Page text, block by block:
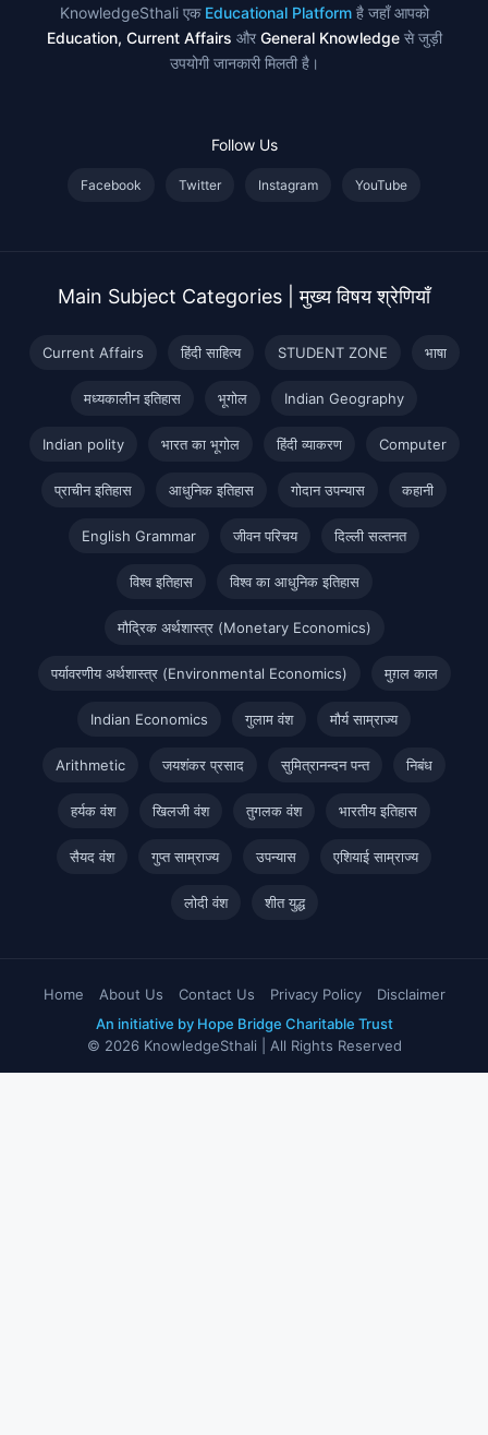
KnowledgeSthali एक Educational Platformहै जहाँ आपको
Education, Current Affairs और General Knowledgeसे जुड़ी
उपयोगी जानकारी मिलती है।
Follow Us
Facebook Twitter Instagram YouTube
Main Subject Categories | मुख्य विषय श्रेणियाँ
Current Affairs हिंदी साहित्य STUDENT ZONE भाषा
मध्यकालीन इतिहास भूगोल Indian Geography
Indian polity भारत का भूगोल हिंदी व्याकरण Computer
प्राचीन इतिहास आधुनिक इतिहास गोदान उपन्यास कहानी
English Grammar जीवन परिचय दिल्ली सल्तनत
विश्व इतिहास विश्व का आधुनिक इतिहास
मौद्रिक अर्थशास्त्र (Monetary Economics)
पर्यावरणीय अर्थशास्त्र (Environmental Economics) मुग़ल काल
Indian Economics गुलाम वंश मौर्य साम्राज्य
Arithmetic जयशंकर प्रसाद सुमित्रानन्दन पन्त निबंध
हर्यक वंश खिलजी वंश तुगलक वंश भारतीय इतिहास
सैयद वंश गुप्त साम्राज्य उपन्यास एशियाई साम्राज्य
लोदी वंश शीत युद्ध
Home About Us Contact Us Privacy Policy
Disclaimer
An initiative by Hope Bridge Charitable Trust
© 2026 KnowledgeSthali | All Rights Reserved